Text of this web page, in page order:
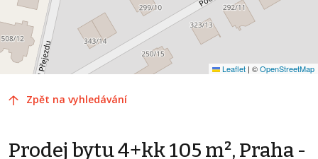
Leaflet | ©OpenStreetMap
Zpět na vyhledávání
Prodej bytu 4+kk 105 m², Praha -